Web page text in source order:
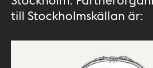
till Stockholmskällan är: